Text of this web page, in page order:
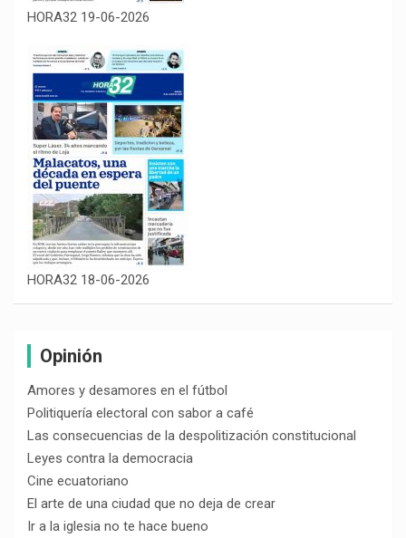
HORA32 19-06-2026
HORA32 18-06-2026
Opinión
Amores y desamores en el fútbol
Politiquería electoral con sabor a café
Las consecuencias de la despolitización constitucional
Leyes contra la democracia
Cine ecuatoriano
El arte de una ciudad que no deja de crear
Ir a la iglesia no te hace bueno